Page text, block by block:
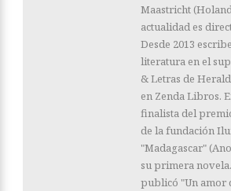
Maastricht
actualidad es
Desde 2013
literatura en el
& Letras de
en Zenda Libros.
finalista del
de la fundación
"Madagascar"
su primera
publicó "Un amor